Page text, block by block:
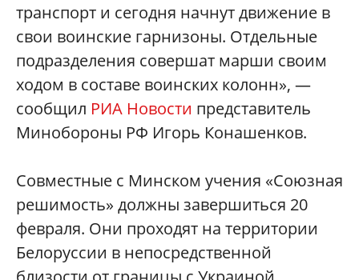
транспорт и сегодня начнут движение в
свои воинские гарнизоны. Отдельные
подразделения совершат марши своим
ходом в составе воинских колонн», —
сообщил РИА Новости представитель
Минобороны РФ Игорь Конашенков.
Совместные с Минском учения «Союзная
решимость» должны завершиться 20
февраля. Они проходят на территории
Белоруссии в непосредственной